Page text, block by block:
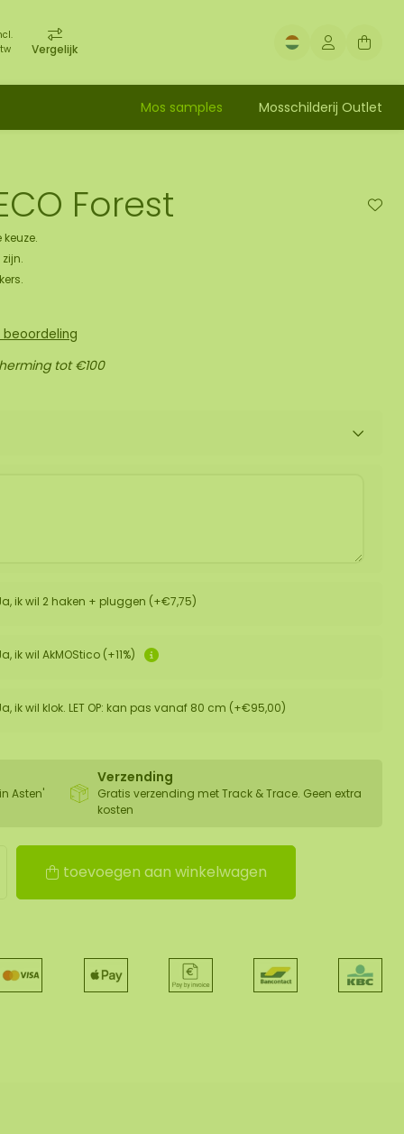
Vergelijk
Mos samples Mosschilderij Outlet
Forest
beoordeling
tot €100
ik wil 2 haken + pluggen (+€7,75)
ik wil AkMOStico (+11%)
ik wil klok. LET OP: kan pas vanaf 80 cm (+€95,00)
Asten'
Verzending
Gratis verzending met Track & Trace. Geen extra
kosten
toevoegen aan winkelwagen